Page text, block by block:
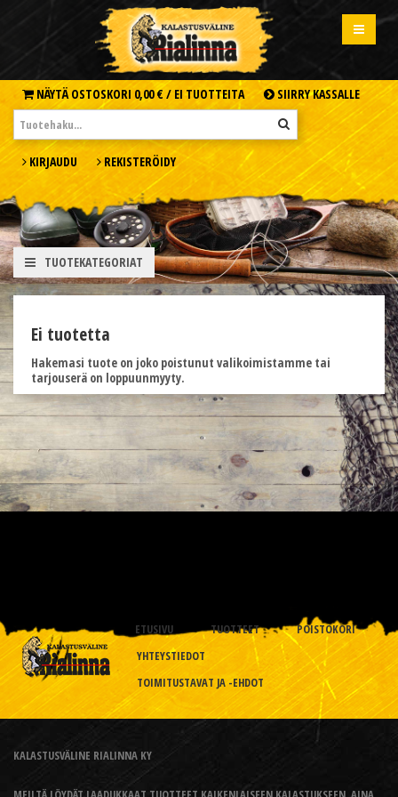
NÄYTÄ OSTOSKORI 0,00 € / EI TUOTTEITA SIIRRY KASSALLE
KIRJAUDU REKISTERÖIDY
TUOTEKATEGORIAT
Ei tuotetta
Hakemasi tuote on joko poistunut valikoimistamme tai
tarjouserä on loppuunmyyty.
ETUSIVU TUOTTEET
POISTOKORI
YHTEYSTIEDOT
TOIMITUSTAVAT JA -EHDOT
KALASTUSVÄLINE RIALINNA KY